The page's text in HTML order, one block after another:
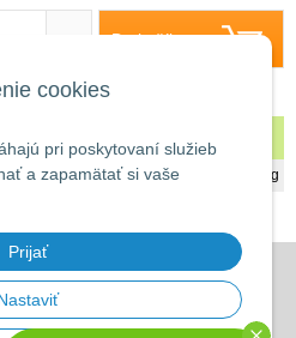
cookies
pri poskytovaní služieb
a zapamätať si vaše
Prijať
Do košíka
0,02 kg